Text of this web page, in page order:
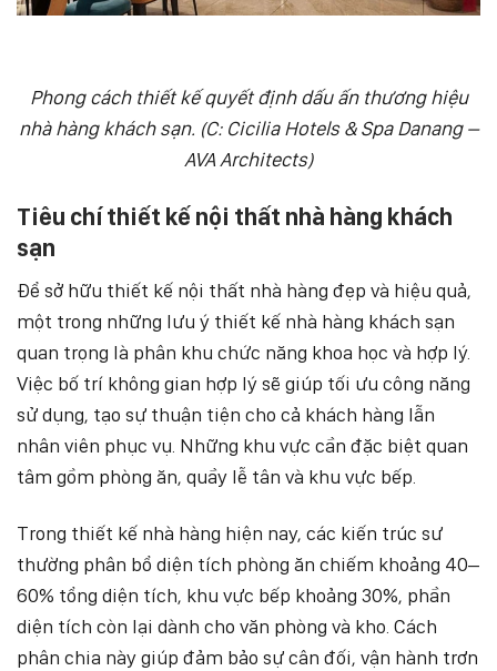
Phong cách thiết kế quyết định dấu ấn thương hiệu
nhà hàng khách sạn. (C: Cicilia Hotels & Spa Danang –
AVA Architects)
Tiêu chí thiết kế nội thất nhà hàng khách
sạn
Để sở hữu thiết kế nội thất nhà hàng đẹp và hiệu quả,
một trong những lưu ý thiết kế nhà hàng khách sạn
quan trọng là phân khu chức năng khoa học và hợp lý.
Việc bố trí không gian hợp lý sẽ giúp tối ưu công năng
sử dụng, tạo sự thuận tiện cho cả khách hàng lẫn
nhân viên phục vụ. Những khu vực cần đặc biệt quan
tâm gồm phòng ăn, quầy lễ tân và khu vực bếp.
Trong thiết kế nhà hàng hiện nay, các kiến trúc sư
thường phân bổ diện tích phòng ăn chiếm khoảng 40–
60% tổng diện tích, khu vực bếp khoảng 30%, phần
diện tích còn lại dành cho văn phòng và kho. Cách
phân chia này giúp đảm bảo sự cân đối, vận hành trơn